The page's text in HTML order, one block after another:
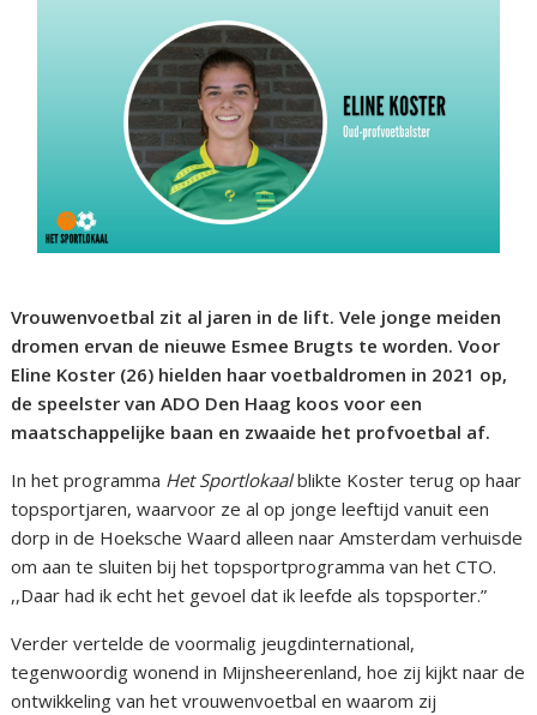
Vrouwenvoetbal zit al jaren in de lift. Vele jonge meiden
dromen ervan de nieuwe Esmee Brugts te worden. Voor
Eline Koster (26) hielden haar voetbaldromen in 2021 op,
de speelster van ADO Den Haag koos voor een
maatschappelijke baan en zwaaide het profvoetbal af.
In het programma Het Sportlokaalblikte Koster terug op haar
topsportjaren, waarvoor ze al op jonge leeftijd vanuit een
dorp in de Hoeksche Waard alleen naar Amsterdam verhuisde
om aan te sluiten bij het topsportprogramma van het CTO.
,,Daar had ik echt het gevoel dat ik leefde als topsporter.”
Verder vertelde de voormalig jeugdinternational,
tegenwoordig wonend in Mijnsheerenland, hoe zij kijkt naar de
ontwikkeling van het vrouwenvoetbal en waarom zij